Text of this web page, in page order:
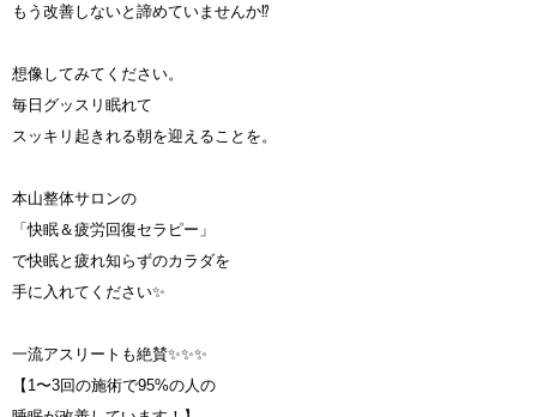
もう改善しないと諦めていませんか⁉️
想像してみてください。
毎日グッスリ眠れて
スッキリ起きれる朝を迎えることを。
本山整体サロンの
「快眠＆疲労回復セラピー」
で快眠と疲れ知らずのカラダを
手に入れてください✨
一流アスリートも絶賛✨✨✨
【1〜3回の施術で95%の人の